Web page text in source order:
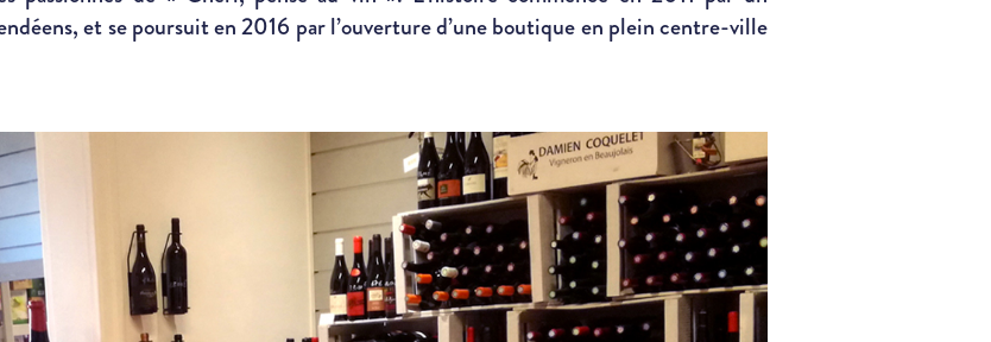
et se poursuit en 2016 par l’ouverture d’une boutique en plein centre-ville